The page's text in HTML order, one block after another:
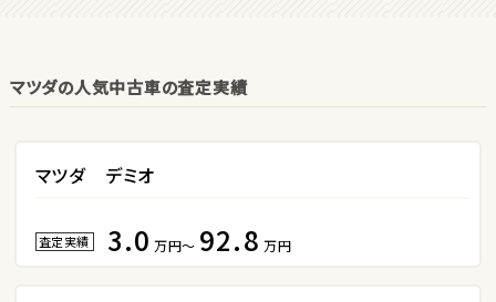
3位
ステーションワゴン
マツダの人気中古車の査定実績
マツダ デミオ
査定実績 3.0 万円～ 92.8 万円